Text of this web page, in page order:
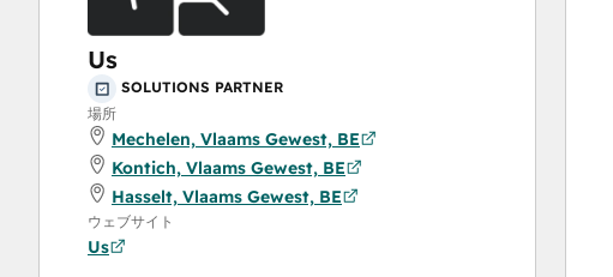
Us
SOLUTIONS PARTNER
場所
Mechelen, Vlaams Gewest, BE
Kontich, Vlaams Gewest, BE
Hasselt, Vlaams Gewest, BE
ウェブサイト
Us